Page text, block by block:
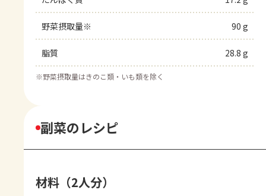
野菜摂取量※ 90 g
脂質 28.8 g
※野菜摂取量はきのこ類・いも類を除く
副菜のレシピ
材料（2人分）